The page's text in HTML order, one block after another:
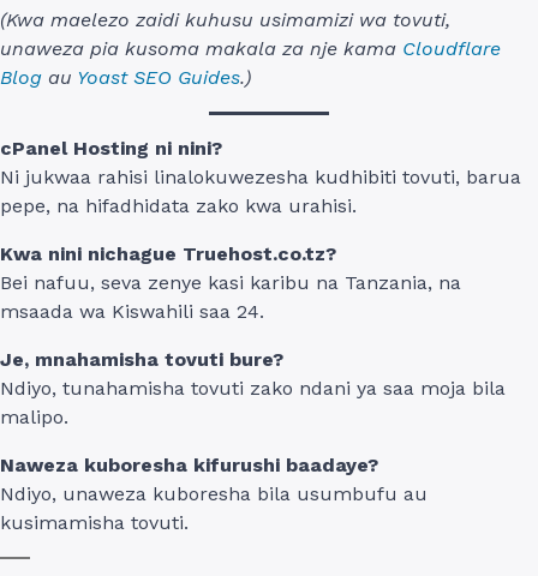
(Kwa maelezo zaidi kuhusu usimamizi wa tovuti,
unaweza pia kusoma makala za nje kama Cloudflare
Blog au Yoast SEO Guides.)
cPanel Hosting ni nini?
Ni jukwaa rahisi linalokuwezesha kudhibiti tovuti, barua
pepe, na hifadhidata zako kwa urahisi.
Kwa nini nichague Truehost.co.tz?
Bei nafuu, seva zenye kasi karibu na Tanzania, na
msaada wa Kiswahili saa 24.
Je, mnahamisha tovuti bure?
Ndiyo, tunahamisha tovuti zako ndani ya saa moja bila
malipo.
Naweza kuboresha kifurushi baadaye?
Ndiyo, unaweza kuboresha bila usumbufu au
kusimamisha tovuti.